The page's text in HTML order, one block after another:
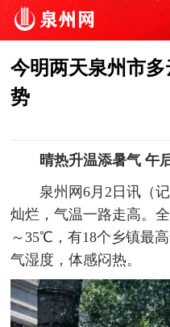
今明两天泉州市
势
晴热升温添暑气 午
泉州网6月2日讯（
灿烂，气温一路走高。
～35℃，有18个乡镇最
气湿度，体感闷热。